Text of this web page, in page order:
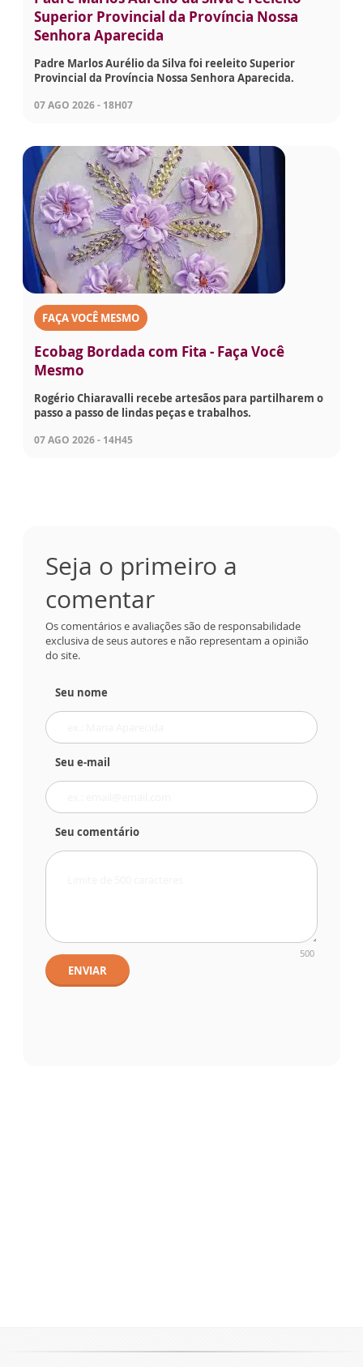
Superior Provincial da Província Nossa
Senhora Aparecida
Padre Marlos Aurélio da Silva foi reeleito Superior
Provincial da Província Nossa Senhora Aparecida.
07 AGO 2026 - 18H07
FAÇA VOCÊ MESMO
Ecobag Bordada com Fita - Faça Você
Mesmo
Rogério Chiaravalli recebe artesãos para partilharem o
passo a passo de lindas peças e trabalhos.
07 AGO 2026 - 14H45
Seja o primeiro a
comentar
Os comentários e avaliações são de responsabilidade
exclusiva de seus autores e não representam a opinião
do site.
Seu nome
Seu e-mail
Seu comentário
500
ENVIAR